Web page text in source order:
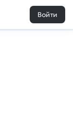
Войти
1301 0